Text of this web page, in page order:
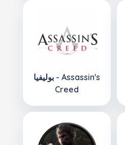
بوليفيا - Assassin's
Creed